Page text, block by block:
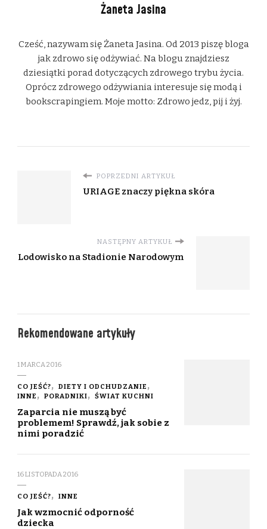
Żaneta Jasina
Cześć, nazywam się Żaneta Jasina. Od 2013 piszę bloga
jak zdrowo się odżywiać. Na blogu znajdziesz
dziesiątki porad dotyczących zdrowego trybu życia.
Oprócz zdrowego odżywiania interesuje się modą i
bookscrapingiem. Moje motto: Zdrowo jedz, pij i żyj.
POPRZEDNI ARTYKUŁ
URIAGE znaczy piękna skóra
NASTĘPNY ARTYKUŁ
Lodowisko na Stadionie Narodowym
Rekomendowane artykuły
1 MARCA 2016
CO JEŚĆ?
DIETY I ODCHUDZANIE
INNE
PORADNIKI ŚWIAT KUCHNI
Zaparcia nie muszą być
problemem! Sprawdź, jak sobie z
nimi poradzić
16 LISTOPADA 2016
CO JEŚĆ? INNE
Jak wzmocnić odporność
dziecka